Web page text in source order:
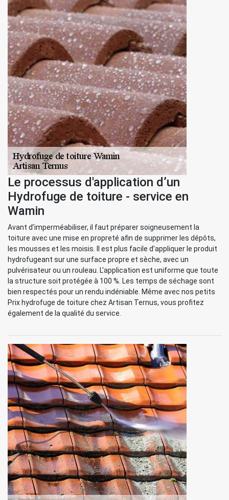
Le processus d'application d’un
Hydrofuge de toiture - service en
Wamin
Avant d’imperméabiliser, il faut préparer soigneusement la
toiture avec une mise en propreté afin de supprimer les dépôts,
les mousses et les moisis. Il est plus facile d’appliquer le produit
hydrofugeant sur une surface propre et sèche, avec un
pulvérisateur ou un rouleau. L'application est uniforme que toute
la structure soit protégée à 100 %. Les temps de séchage sont
bien respectés pour un rendu indéniable. Même avec nos petits
Prix hydrofuge de toiture chez Artisan Ternus, vous profitez
également de la qualité du service.